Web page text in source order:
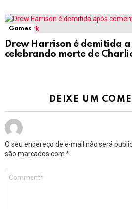
Games
Drew Harrison é demitida
celebrando morte de
DEIXE UM
O seu endereço de e-mail não será
são marcados com *